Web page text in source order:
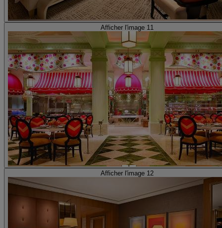
Afficher l'image 11
Afficher l'image 12